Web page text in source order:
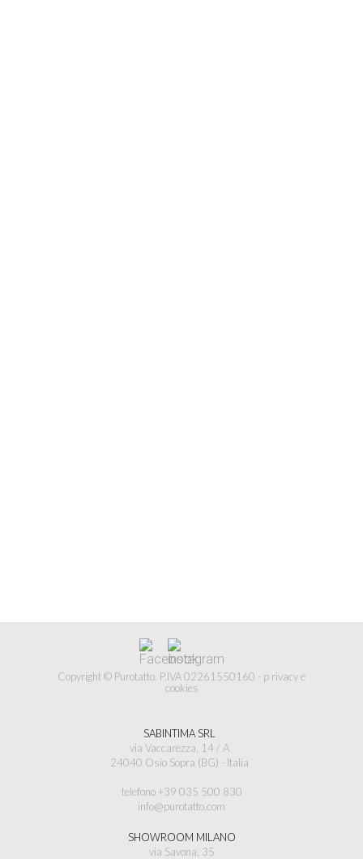
Copyright © Purotatto. P.IVA 02261550160 - p rivacy e
cookies
SABINTIMA SRL
via Vaccarezza, 14 / A
24040 Osio Sopra (BG) - Italia
telefono +39 035 500 830
info@purotatto.com
SHOWROOM MILANO
via Savona, 35